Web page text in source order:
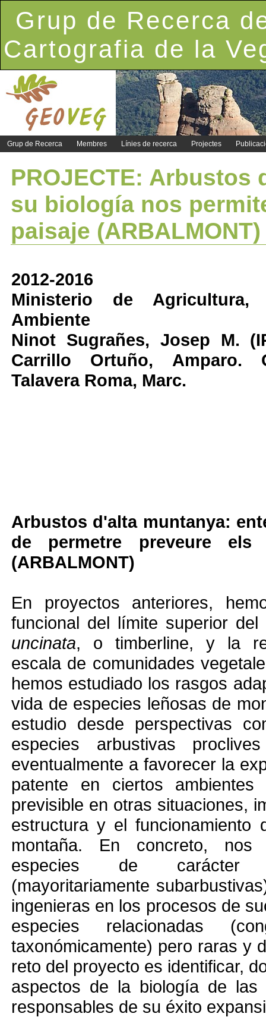
Grup de Recerca
Cartografia de la
Grup de Recerca Membres Línies de recerca Projectes
PROJECTE: Arbustos
su biología nos
paisaje (ARBALMONT)
2012-2016
Ministerio de
Ambiente
Ninot Sugrañes, Josep M.
Carrillo Ortuño, Amparo.
Talavera Roma, Marc.
Arbustos d'alta muntanya:
de permetre preveure
(ARBALMONT)
En proyectos anteriores,
funcional del límite superior
uncinata, o timberline, y la
escala de comunidades
hemos estudiado los rasgos
vida de especies leñosas de
estudio desde perspectivas
especies arbustivas
eventualmente a favorecer la
patente en ciertos
previsible en otras situaciones,
estructura y el funcionamiento
montaña. En concreto, nos
especies de carácter
(mayoritariamente
ingenieras en los procesos de
especies relacionadas
taxonómicamente) pero raras y
reto del proyecto es identificar,
aspectos de la biología de las
responsables de su éxito